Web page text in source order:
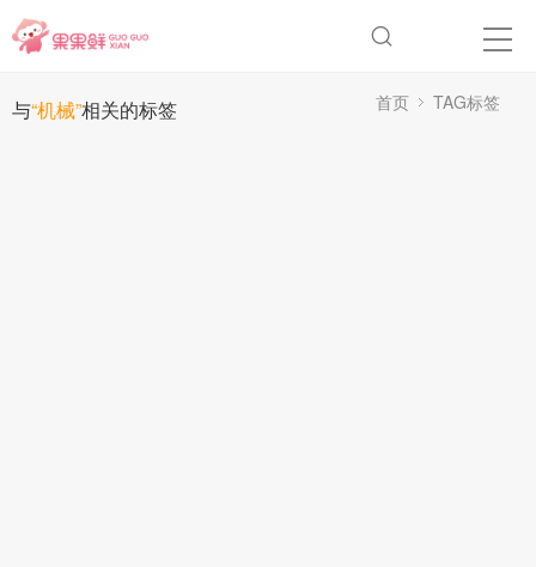
与“机械”相关的标签 首页 TAG标签